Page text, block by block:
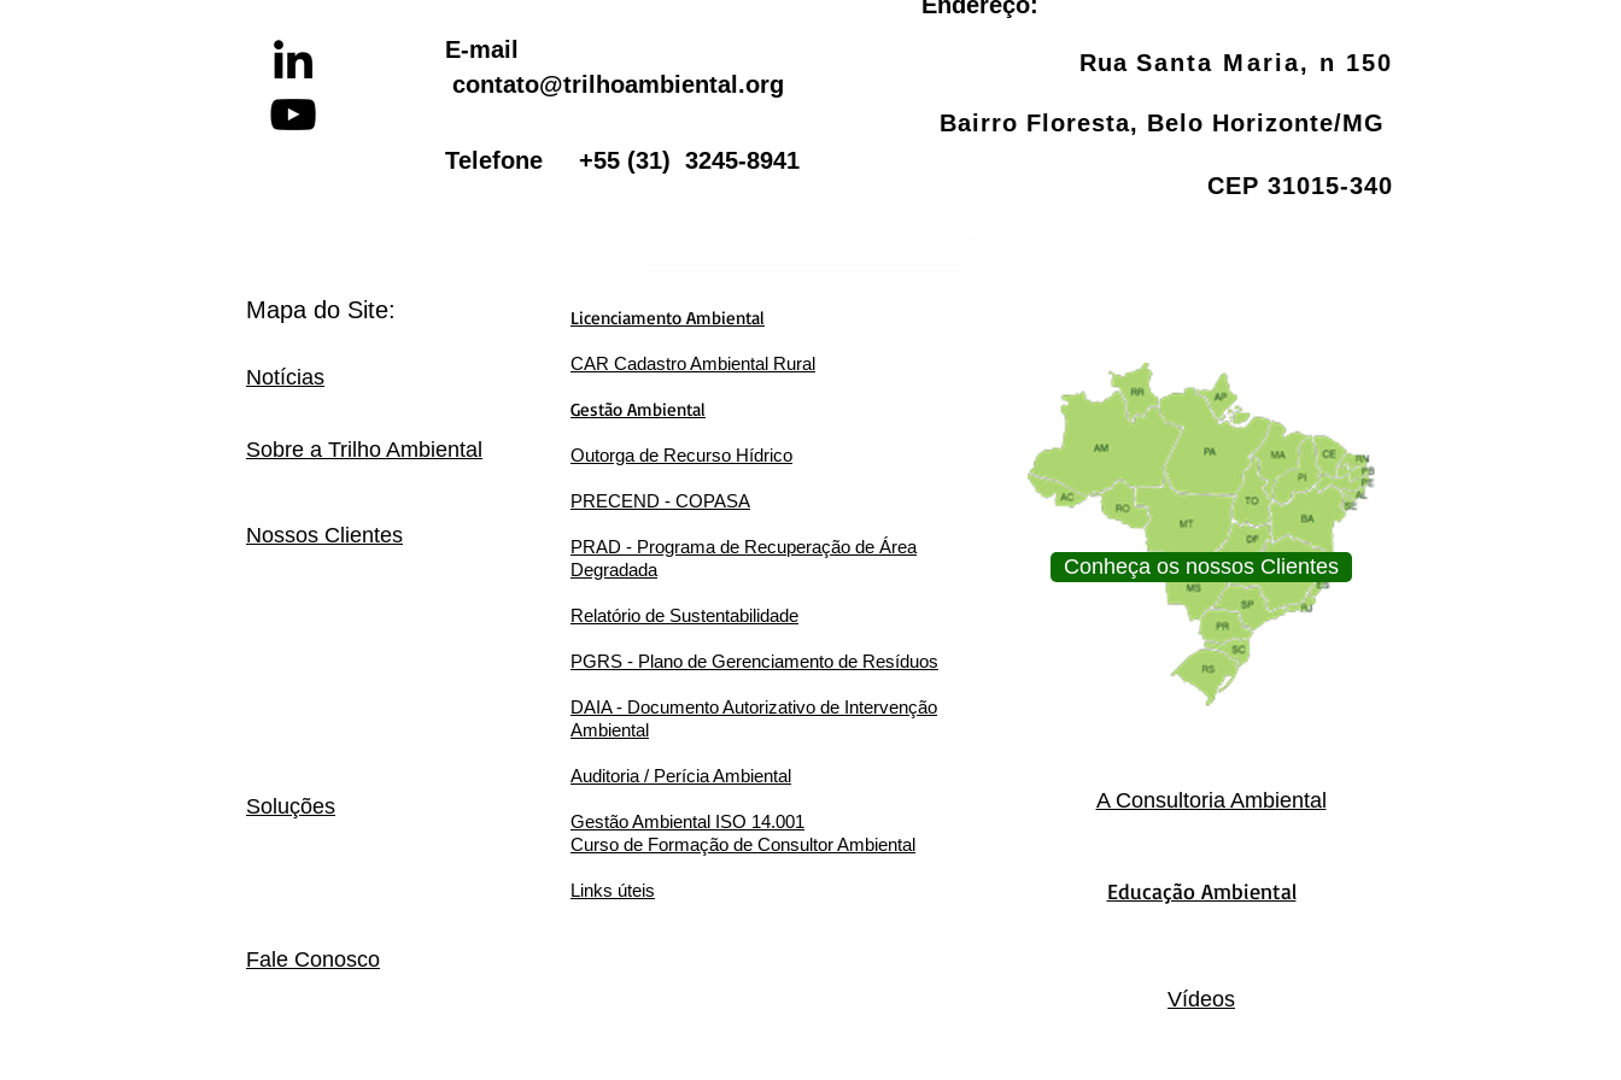
E-mail
contato@trilhoambiental.org
Telefone +55 (31) 3245-8941
Endereço:
RuaSanta Maria, n 150
Bairro Floresta, Belo Horizonte/MG
CEP 31015-340
Sobre a Trilho Ambiental
Notícias
Nossos Clientes
Soluções
Mapa do Site: Licenciamento Ambiental
CAR Cadastro Ambiental Rural
Gestão Ambiental
Outorga de Recurso Hídrico
PRECEND - COPASA
PRAD - Programa de Recuperação de Área
Degradada
Relatório de Sustentabilidade
PGRS - Plano de Gerenciamento de Resíduos
DAIA - Documento Autorizativo de Intervenção
Ambiental
Auditoria / Perícia Ambiental
Gestão Ambiental ISO 14.001
Curso de Formação de Consultor Ambiental
Links úteis
Conheça os nossos Clientes
A Consultoria Ambiental
Educação Ambiental
Fale Conosco
Vídeos